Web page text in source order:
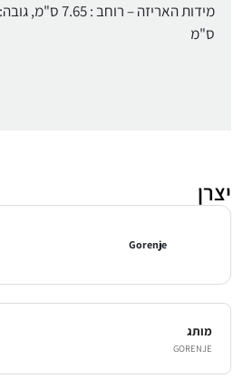
ס"מ
יצרן
Gorenje
מותג
GORENJE